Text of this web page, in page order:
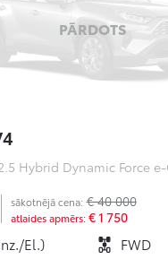
PĀRDOTS
sākotnējā cena: € 40 000
atlaides apmērs: € 1 750
El.)
FWD